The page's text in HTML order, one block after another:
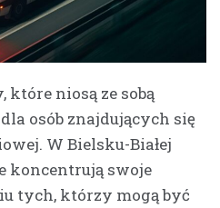
które niosą ze sobą
osób znajdujących się
W Bielsku-Białej
swoje
tych, którzy mogą być